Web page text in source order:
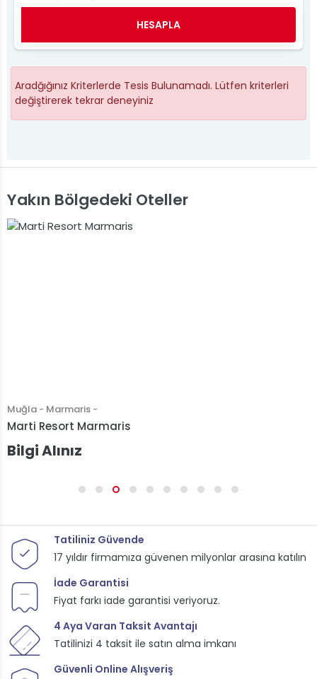
HESAPLA
Aradğığınız Kriterlerde Tesis Bulunamadı. Lütfen kriterleri
değiştirerek tekrar deneyiniz
Yakın Bölgedeki Oteller
Muğla - Marmaris -
Marti Resort Marmaris
Bilgi Alınız
Tatiliniz Güvende
17 yıldır firmamıza güvenen milyonlar arasına katılın
İade Garantisi
Fiyat farkı iade garantisi veriyoruz.
4 Aya Varan Taksit Avantajı
Tatilinizi 4 taksit ile satın alma imkanı
Güvenli Online Alışveriş